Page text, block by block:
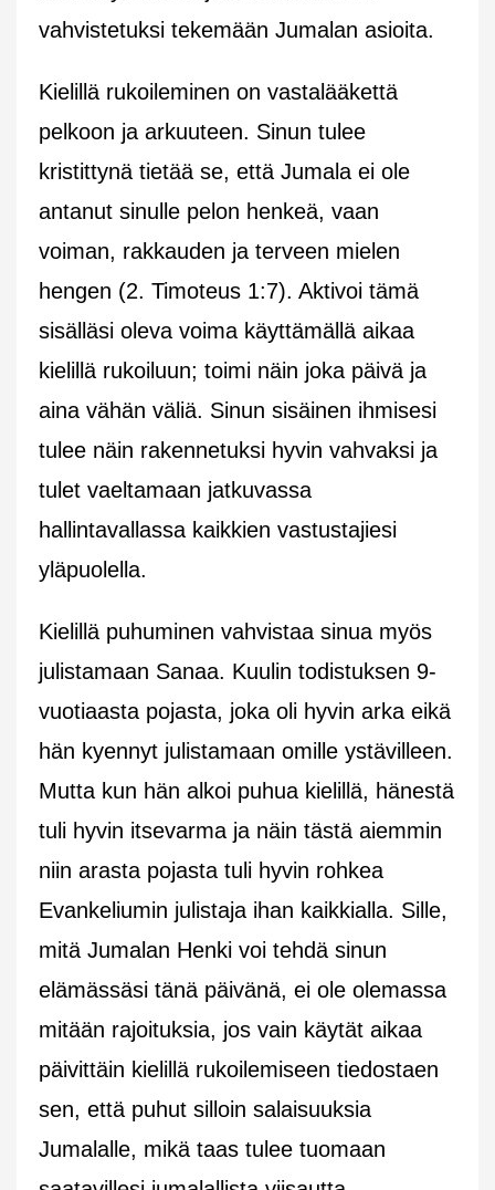
vahvistetuksi tekemään Jumalan asioita.
Kielillä rukoileminen on vastalääkettä
pelkoon ja arkuuteen. Sinun tulee
kristittynä tietää se, että Jumala ei ole
antanut sinulle pelon henkeä, vaan
voiman, rakkauden ja terveen mielen
hengen (2. Timoteus 1:7). Aktivoi tämä
sisälläsi oleva voima käyttämällä aikaa
kielillä rukoiluun; toimi näin joka päivä ja
aina vähän väliä. Sinun sisäinen ihmisesi
tulee näin rakennetuksi hyvin vahvaksi ja
tulet vaeltamaan jatkuvassa
hallintavallassa kaikkien vastustajiesi
yläpuolella.
Kielillä puhuminen vahvistaa sinua myös
julistamaan Sanaa. Kuulin todistuksen 9-
vuotiaasta pojasta, joka oli hyvin arka eikä
hän kyennyt julistamaan omille ystävilleen.
Mutta kun hän alkoi puhua kielillä, hänestä
tuli hyvin itsevarma ja näin tästä aiemmin
niin arasta pojasta tuli hyvin rohkea
Evankeliumin julistaja ihan kaikkialla. Sille,
mitä Jumalan Henki voi tehdä sinun
elämässäsi tänä päivänä, ei ole olemassa
mitään rajoituksia, jos vain käytät aikaa
päivittäin kielillä rukoilemiseen tiedostaen
sen, että puhut silloin salaisuuksia
Jumalalle, mikä taas tulee tuomaan